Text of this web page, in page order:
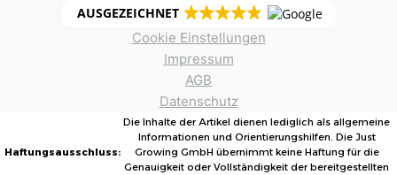
AUSGEZEICHNET
Cookie Einstellungen
Impressum
AGB
Datenschutz
Haftungsausschluss:
Die Inhalte der Artikel dienen lediglich als allgemeine
Informationen und Orientierungshilfen. Die Just
Growing GmbH übernimmt keine Haftung für die
Genauigkeit oder Vollständigkeit der bereitgestellten